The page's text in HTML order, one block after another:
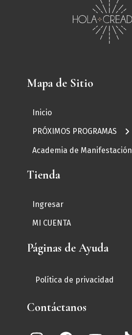
Mapa de Sitio
Inicio
PRÓXIMOS PROGRAMAS
← Volver
Escritura Mágica
Sana las Heridas que
Academia de Manifestación
Tienda
Ingresar
MI CUENTA
Páginas de Ayuda
Política de privacidad
Contáctanos